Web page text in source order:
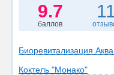
9.7
баллов
Биоревитализация
Коктель "Монако"